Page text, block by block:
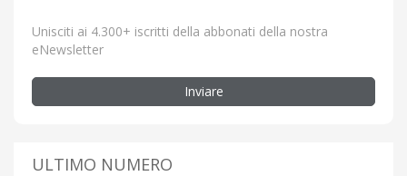
Unisciti ai 4.300+ iscritti della abbonati della nostra
eNewsletter
Inviare
ULTIMO NUMERO